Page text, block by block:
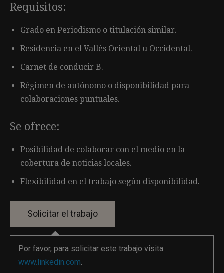
Requisitos:
Grado en Periodismo o titulación similar.
Residencia en el Vallès Oriental u Occidental.
Carnet de conducir B.
Régimen de autónomo o disponibilidad para
colaboraciones puntuales.
Se ofrece:
Posibilidad de colaborar con el medio en la
cobertura de noticias locales.
Flexibilidad en el trabajo según disponibilidad.
Por favor, para solicitar este trabajo visita
www.linkedin.com.